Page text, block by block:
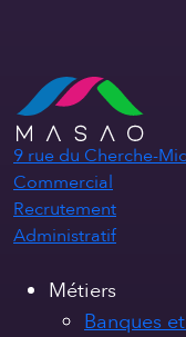
9 rue du Cherche-
Commercial
Recrutement
Administratif
Métiers
Banques